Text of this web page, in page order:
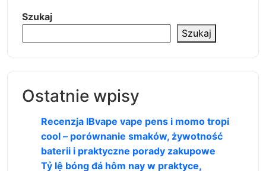
Szukaj
Szukaj
Ostatnie wpisy
Recenzja IBvape vape pens i momo tropi
cool – porównanie smaków, żywotność
baterii i praktyczne porady zakupowe
Tỷ lệ bóng đá hôm nay w praktyce,